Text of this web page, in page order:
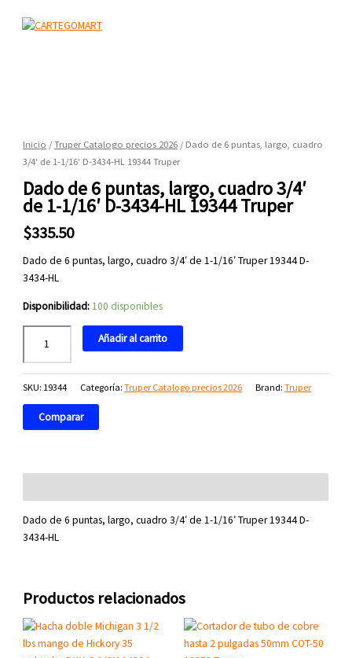
principal
Inicio /Truper Catalogo precios 2026 / Dado de 6 puntas, largo, cuadro
3/4′ de 1-1/16′ D-3434-HL 19344 Truper
Dado de 6 puntas, largo, cuadro 3/4′
de 1-1/16′ D-3434-HL 19344 Truper
$335.50
Dado de 6 puntas, largo, cuadro 3/4′ de 1-1/16′ Truper 19344 D-
3434-HL
Disponibilidad:100 disponibles
6
puntas,
cuadro
3/4'
de
1-
1/16'
D-
HL
19344
Truper
cantidad
Añadir al carrito
SKU: 19344 Categoría:Truper Catalogo precios 2026 Brand:Truper
Comparar
Dado de 6 puntas, largo, cuadro 3/4′ de 1-1/16′ Truper 19344 D-
3434-HL
Productos relacionados